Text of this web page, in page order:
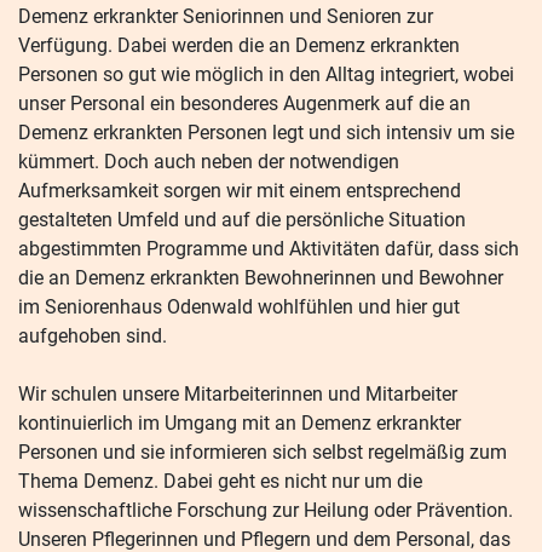
Demenz erkrankter Seniorinnen und Senioren zur
Verfügung. Dabei werden die an Demenz erkrankten
Personen so gut wie möglich in den Alltag integriert, wobei
unser Personal ein besonderes Augenmerk auf die an
Demenz erkrankten Personen legt und sich intensiv um sie
kümmert. Doch auch neben der notwendigen
Aufmerksamkeit sorgen wir mit einem entsprechend
gestalteten Umfeld und auf die persönliche Situation
abgestimmten Programme und Aktivitäten dafür, dass sich
die an Demenz erkrankten Bewohnerinnen und Bewohner
im Seniorenhaus Odenwald wohlfühlen und hier gut
aufgehoben sind.
Wir schulen unsere Mitarbeiterinnen und Mitarbeiter
kontinuierlich im Umgang mit an Demenz erkrankter
Personen und sie informieren sich selbst regelmäßig zum
Thema Demenz. Dabei geht es nicht nur um die
wissenschaftliche Forschung zur Heilung oder Prävention.
Unseren Pflegerinnen und Pflegern und dem Personal, das